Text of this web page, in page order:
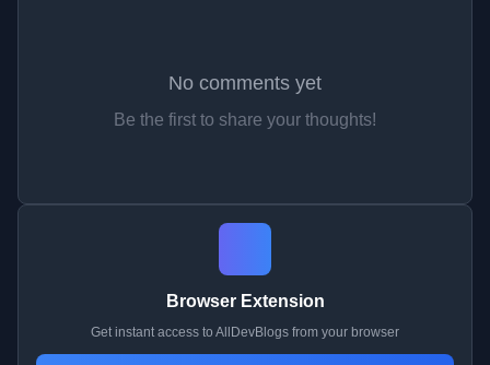
No comments yet
Be the first to share your thoughts!
Browser Extension
Get instant access to AllDevBlogs from your browser